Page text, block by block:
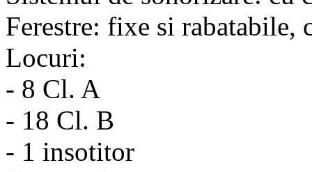
Ferestre: fixe si rabatabile,
Locuri:
- 8 Cl. A
- 18 Cl. B
- 1 insotitor